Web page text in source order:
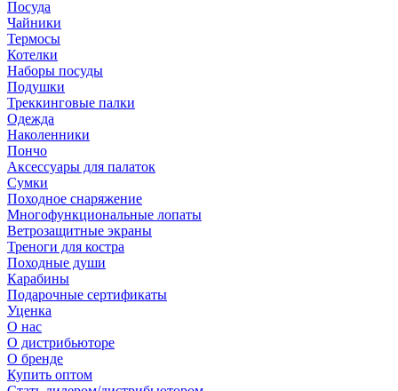
Посуда
Чайники
Термосы
Котелки
Наборы посуды
Подушки
Треккинговые палки
Одежда
Наколенники
Пончо
Аксессуары для палаток
Сумки
Походное снаряжение
Многофункциональные лопаты
Ветрозащитные экраны
Треноги для костра
Походные души
Карабины
Подарочные сертификаты
Уценка
О нас
О дистрибьюторе
О бренде
Купить оптом